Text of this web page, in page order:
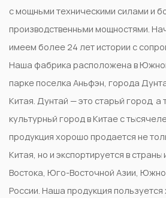
с мощными техническими силами и
производственными мощностями.
имеем более 24 лет истории с
Наша фабрика расположена в
парке поселка Аньфэн, города
Китая. Дунтай — это старый город, а
культурный город в Китае с
продукция хорошо продается не
Китая, но и экспортируется в
Востока, Юго-Восточной Азии,
России. Наша продукция